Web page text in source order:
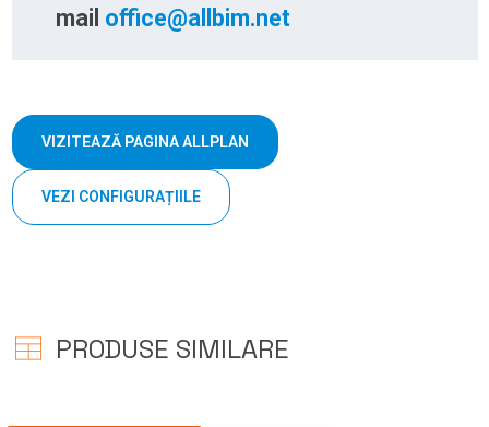
mail office@allbim.net
VIZITEAZĂ PAGINA ALLPLAN
VEZI CONFIGURAȚIILE
PRODUSE SIMILARE